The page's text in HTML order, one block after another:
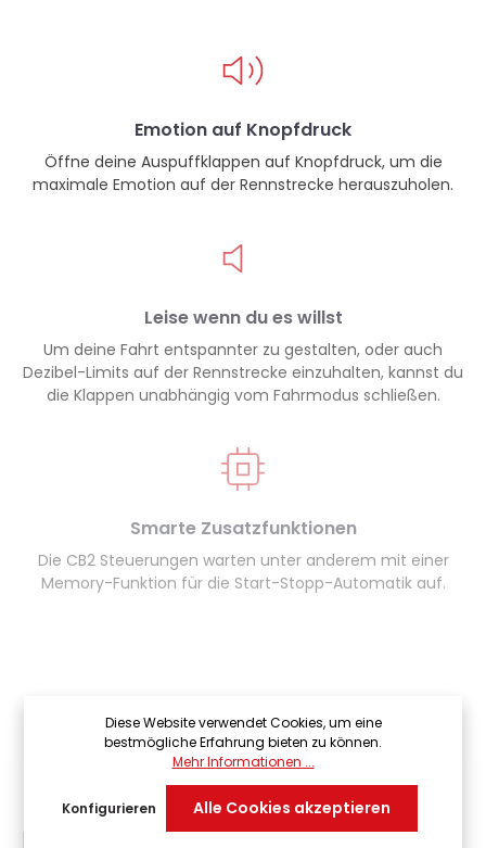
Emotion auf Knopfdruck
Öffne deine Auspuffklappen auf Knopfdruck, um die
maximale Emotion auf der Rennstrecke herauszuholen.
Leise wenn du es willst
Um deine Fahrt entspannter zu gestalten, oder auch
Dezibel-Limits auf der Rennstrecke einzuhalten, kannst du
die Klappen unabhängig vom Fahrmodus schließen.
Smarte Zusatzfunktionen
Die CB2 Steuerungen warten unter anderem mit einer
Memory-Funktion für die Start-Stopp-Automatik auf.
Kontakt
Diese Website verwendet Cookies, um eine
bestmögliche Erfahrung bieten zu können.
Mehr Informationen ...
Konfigurieren Alle Cookies akzeptieren